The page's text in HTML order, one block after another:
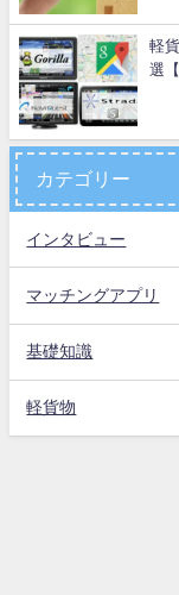
軽
選
カテゴリー
インタビュー
マッチングアプリ
基礎知識
軽貨物